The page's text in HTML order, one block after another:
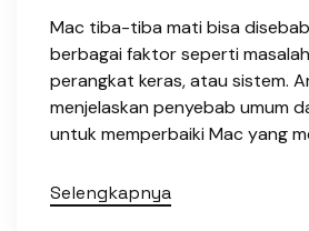
Mac tiba-tiba mati bisa
berbagai faktor seperti
perangkat keras, atau sistem.
menjelaskan penyebab umum
untuk memperbaiki Mac yang
Selengkapnya